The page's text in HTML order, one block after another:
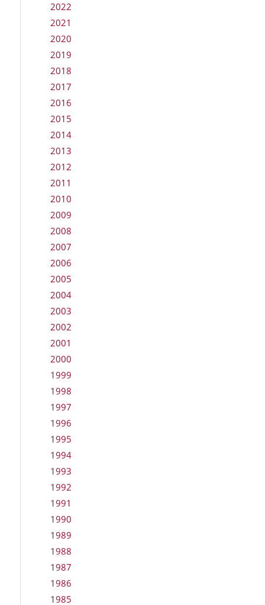
2022
2021
2020
2019
2018
2017
2016
2015
2014
2013
2012
2011
2010
2009
2008
2007
2006
2005
2004
2003
2002
2001
2000
1999
1998
1997
1996
1995
1994
1993
1992
1991
1990
1989
1988
1987
1986
1985